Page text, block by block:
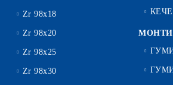
Zr 98x18
Zr 98x20
Zr 98x25
Zr 98x30
КЕЧЕ